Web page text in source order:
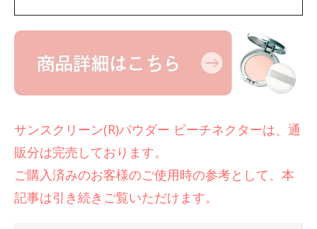
サンスクリーン(R)パウダー ピーチネクターは、通
販分は完売しております。
ご購入済みのお客様のご使用時の参考として、本
記事は引き続きご覧いただけます。